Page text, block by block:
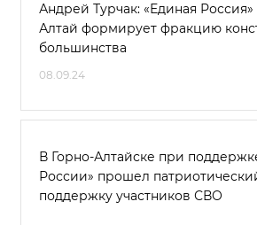
Андрей Турчак: «Единая
Алтай формирует фракцию
большинства
08.09.24
В Горно-Алтайске при
России» прошел
поддержку участников СВО